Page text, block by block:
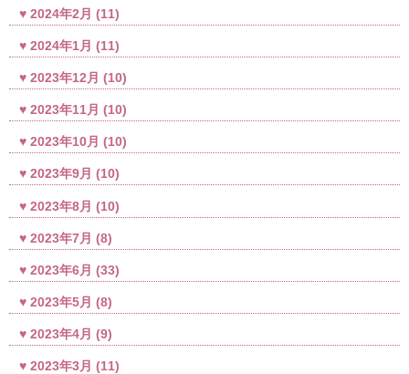
2024年2月 (11)
2024年1月 (11)
2023年12月 (10)
2023年11月 (10)
2023年10月 (10)
2023年9月 (10)
2023年8月 (10)
2023年7月 (8)
2023年6月 (33)
2023年5月 (8)
2023年4月 (9)
2023年3月 (11)